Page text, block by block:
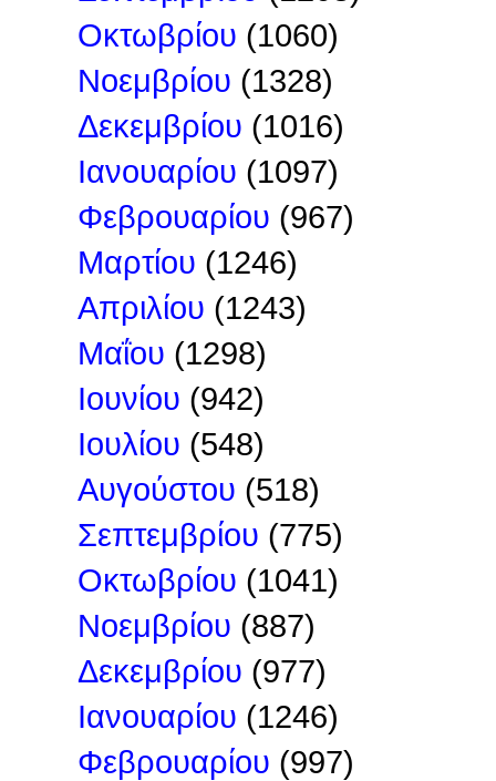
Οκτωβρίου (1060)
Νοεμβρίου (1328)
Δεκεμβρίου (1016)
Ιανουαρίου (1097)
Φεβρουαρίου (967)
Μαρτίου (1246)
Απριλίου (1243)
Μαΐου (1298)
Ιουνίου (942)
Ιουλίου (548)
Αυγούστου (518)
Σεπτεμβρίου (775)
Οκτωβρίου (1041)
Νοεμβρίου (887)
Δεκεμβρίου (977)
Ιανουαρίου (1246)
Φεβρουαρίου (997)